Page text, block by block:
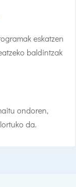
eskatzen
baldintzak
ondoren,
da.